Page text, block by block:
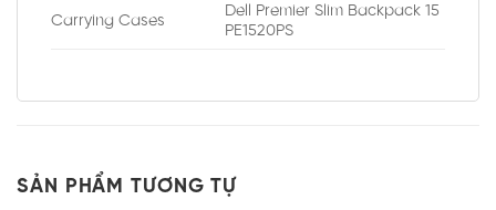
Carrying Cases
Dell Premier Slim Backpack 15
PE1520PS
SẢN PHẨM TƯƠNG TỰ